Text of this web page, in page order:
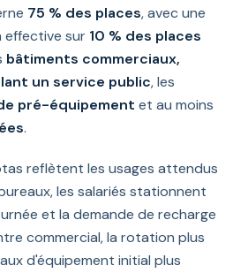
75 % des places, avec une
effective sur 10 % des places
bâtiments commerciaux,
un service public, les
pré-équipement et au moins
.
reflètent les usages attendus
les salariés stationnent
et la demande de recharge
commercial, la rotation plus
d'équipement initial plus